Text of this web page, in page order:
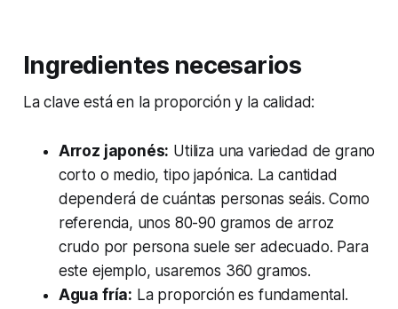
Ingredientes necesarios
La clave está en la proporción y la calidad:
Arroz japonés: Utiliza una variedad de grano
corto o medio, tipo japónica. La cantidad
dependerá de cuántas personas seáis. Como
referencia, unos 80-90 gramos de arroz
crudo por persona suele ser adecuado. Para
este ejemplo, usaremos 360 gramos.
Agua fría: La proporción es fundamental.